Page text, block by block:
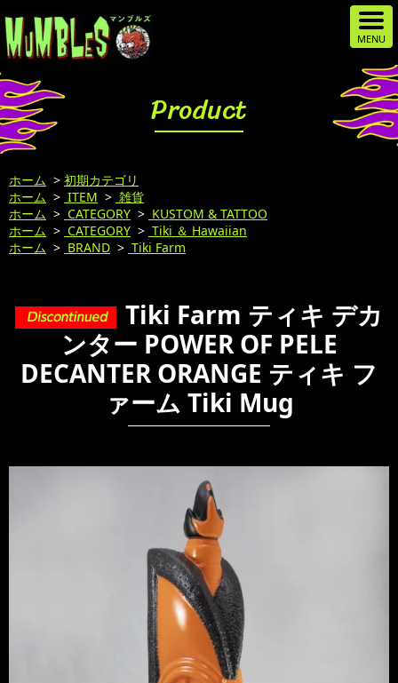
Product
ホーム > 初期カテゴリ
ホーム > ITEM > 雑貨
ホーム > CATEGORY > KUSTOM & TATTOO
ホーム > CATEGORY > Tiki ＆ Hawaiian
ホーム > BRAND > Tiki Farm
Tiki Farm ティキ デカ
ンター POWER OF PELE
DECANTER ORANGE ティキ フ
ァーム Tiki Mug